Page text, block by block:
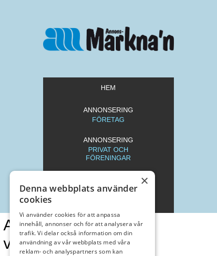
HEM
ANNONSERING
FÖRETAG
ANNONSERING
PRIVAT OCH
FÖRENINGAR
Annonsmarknan
vecka 48
×
Denna webbplats använder
cookies
Vi använder cookies för att anpassa
innehåll, annonser och för att analysera vår
trafik. Vi delar också information om din
användning av vår webbplats med våra
reklam- och analyspartners som kan